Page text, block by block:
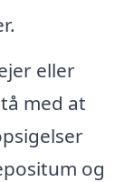
eller
med at
og